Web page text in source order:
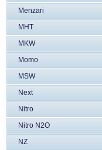
Menzari
MHT
MKW
Momo
MSW
Next
Nitro
Nitro N2O
NZ